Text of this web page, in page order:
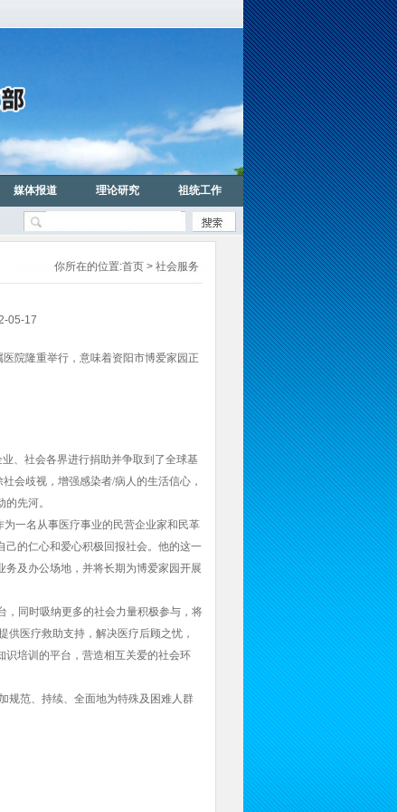
媒体报道 理论研究 祖统工作
你所在的位置:首页> 社会服务
05-17
院隆重举行，意味着资阳市博爱家园正
、社会各界进行捐助并争取到了全球基
会歧视，增强感染者/病人的生活信心，
先河。
一名从事医疗事业的民营企业家和民革
的仁心和爱心积极回报社会。他的这一
及办公场地，并将长期为博爱家园开展
同时吸纳更多的社会力量积极参与，将
医疗救助支持，解决医疗后顾之忧，
培训的平台，营造相互关爱的社会环
规范、持续、全面地为特殊及困难人群